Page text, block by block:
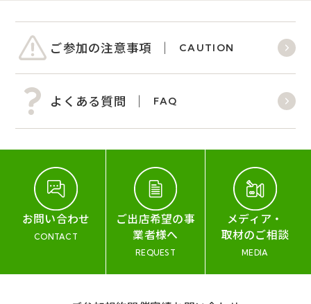
ご参加の注意事項 CAUTION
よくある質問 FAQ
お問い合わせ
CONTACT
ご出店希望の事
業者様へ
REQUEST
メディア・
取材のご相談
MEDIA